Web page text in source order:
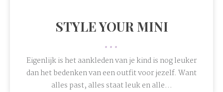
STYLE YOUR MINI
•••
Eigenlijk is het aankleden van je kind is nog leuker
dan het bedenken van een outfit voor jezelf. Want
alles past, alles staat leuk en alle...